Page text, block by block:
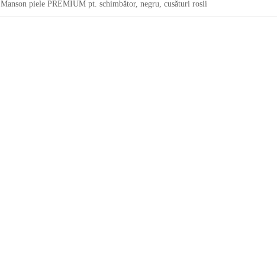
Manson piele PREMIUM pt. schimbător, negru, cusături rosii